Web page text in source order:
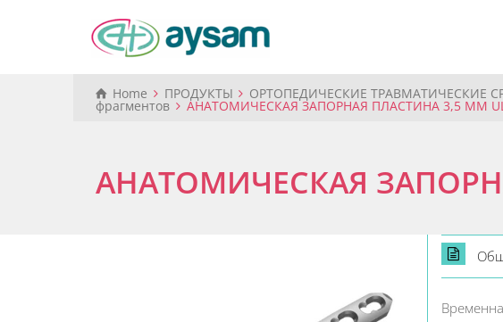
Home ПРОДУКТЫ ОРТОПЕДИЧЕСКИЕ ТРАВМАТИЧЕСКИЕ
фрагментов АНАТОМИЧЕСКАЯ ЗАПОРНАЯ ПЛАСТИНА 3,5 ММ
АНАТОМИЧЕСКАЯ